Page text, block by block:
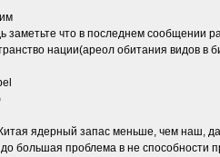
заметьте что в последнем сообщении
нации(ареол обитания видов в
ядерный запас меньше, чем наш,
большая проблема в не способности